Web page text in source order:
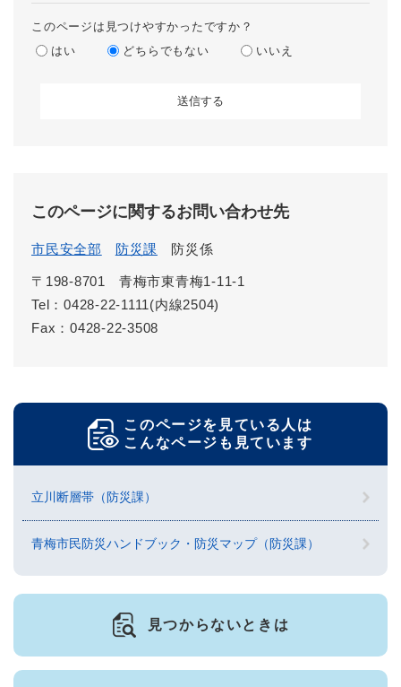
このページは見つけやすかったですか？
はい
どちらでもない いいえ
このページに関するお問い合わせ先
市民安全部 防災課 防災係
〒198-8701
青梅市東青梅1-11-1
Tel：0428-22-1111(内線2504)
Fax：0428-22-3508
このページを見ている人は
こんなページも見ています
立川断層帯（防災課）
青梅市民防災ハンドブック・防災マップ（防災課）
見つからないときは